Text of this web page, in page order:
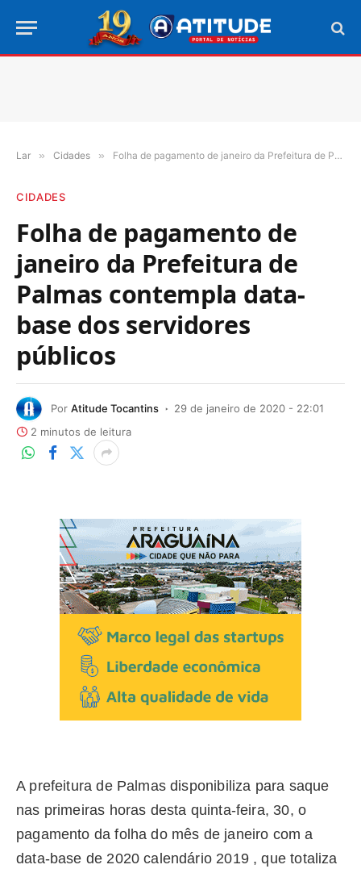
Lar » Cidades » Folha de pagamento de janeiro da Prefeitura de Palmas contempla data-base dos servidores públicos
CIDADES
Folha de pagamento de
janeiro da Prefeitura de
Palmas contempla data-
base dos servidores
públicos
Por Atitude Tocantins
29 de janeiro de 2020 - 22:01
2 minutos de leitura
A prefeitura de Palmas disponibiliza para saque
nas primeiras horas desta quinta-feira, 30, o
pagamento da folha do mês de janeiro com a
data-base de 2020 calendário 2019 , que totaliza